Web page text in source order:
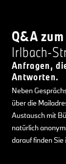
Q&A
Irlbach-
Anfragen,
Antworten.
Neben
über die
Austausch mit
natürlich
darauf finden Sie